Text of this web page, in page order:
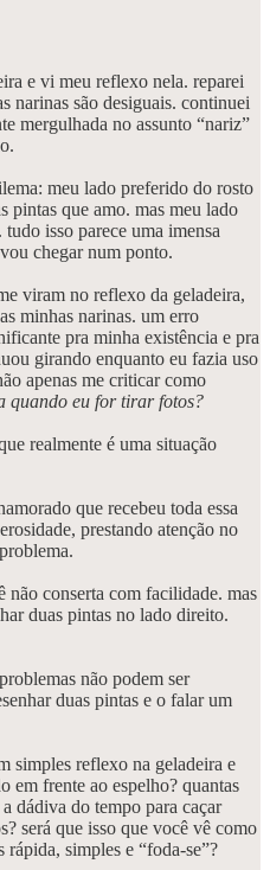
e vi meu reflexo nela. reparei
narinas são desiguais. continuei
mergulhada no assunto “nariz”
meu lado preferido do rosto
pintas que amo. mas meu lado
isso parece uma imensa
chegar num ponto.
viram no reflexo da geladeira,
minhas narinas. um erro
pra minha existência e pra
girando enquanto eu fazia uso
apenas me criticar como
quando eu for tirar fotos?
realmente é uma situação
que recebeu toda essa
prestando atenção no
não conserta com facilidade. mas
duas pintas no lado direito.
não podem ser
duas pintas e o falar um
simples reflexo na geladeira e
em frente ao espelho? quantas
dádiva do tempo para caçar
será que isso que você vê como
simples e “foda-se”?